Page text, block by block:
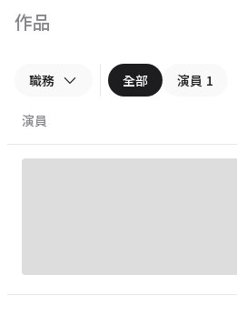
作品
職務 全部 演員 1
演員